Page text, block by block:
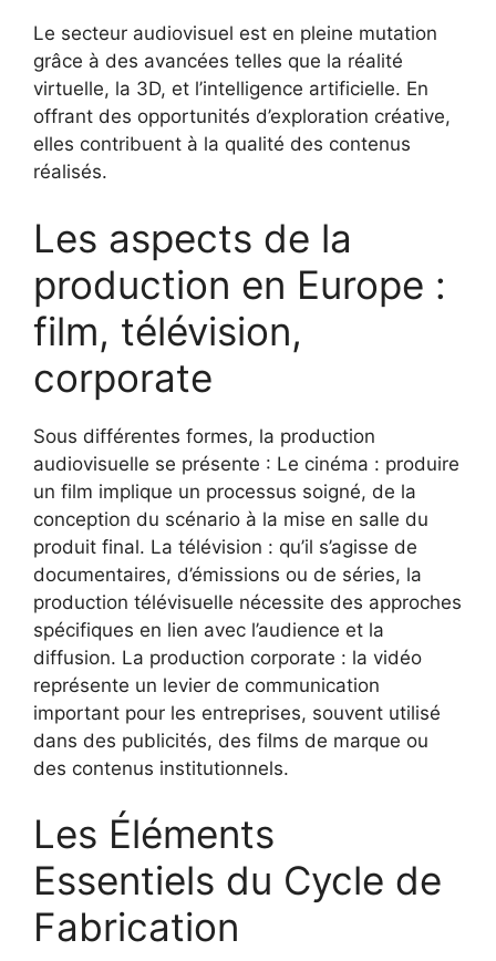
Le secteur audiovisuel est en pleine mutation
grâce à des avancées telles que la réalité
virtuelle, la 3D, et l’intelligence artificielle. En
offrant des opportunités d’exploration créative,
elles contribuent à la qualité des contenus
réalisés.
Les aspects de la
production en Europe :
film, télévision,
corporate
Sous différentes formes, la production
audiovisuelle se présente : Le cinéma : produire
un film implique un processus soigné, de la
conception du scénario à la mise en salle du
produit final. La télévision : qu’il s’agisse de
documentaires, d’émissions ou de séries, la
production télévisuelle nécessite des approches
spécifiques en lien avec l’audience et la
diffusion. La production corporate : la vidéo
représente un levier de communication
important pour les entreprises, souvent utilisé
dans des publicités, des films de marque ou
des contenus institutionnels.
Les Éléments
Essentiels du Cycle de
Fabrication